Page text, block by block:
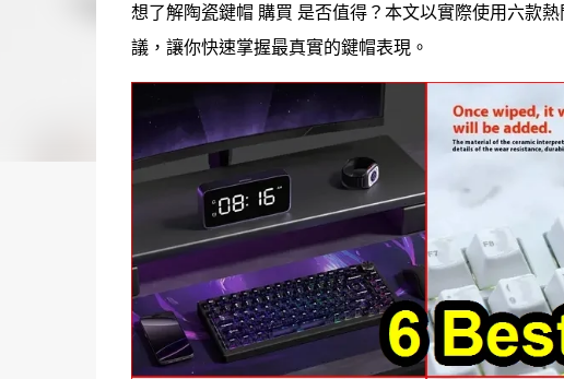
想了解陶瓷鍵帽 購買 是否值得？本文以實際使用六款
議，讓你快速掌握最真實的鍵帽表現。